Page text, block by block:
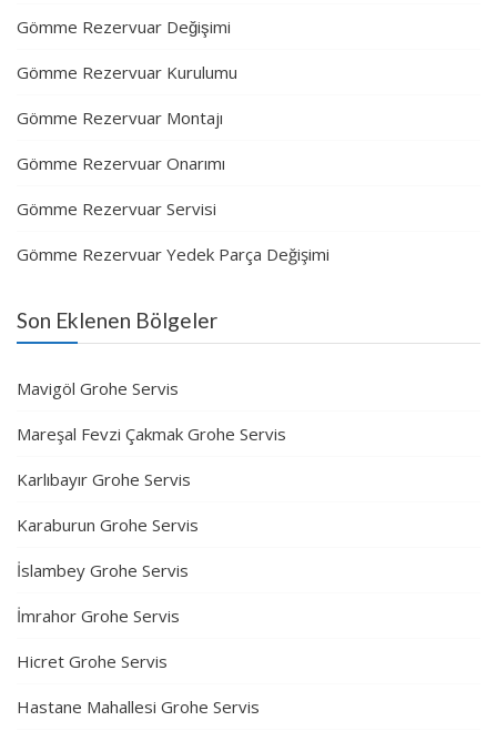
Gömme Rezervuar Değişimi
Gömme Rezervuar Kurulumu
Gömme Rezervuar Montajı
Gömme Rezervuar Onarımı
Gömme Rezervuar Servisi
Gömme Rezervuar Yedek Parça Değişimi
Son Eklenen Bölgeler
Mavigöl Grohe Servis
Mareşal Fevzi Çakmak Grohe Servis
Karlıbayır Grohe Servis
Karaburun Grohe Servis
İslambey Grohe Servis
İmrahor Grohe Servis
Hicret Grohe Servis
Hastane Mahallesi Grohe Servis